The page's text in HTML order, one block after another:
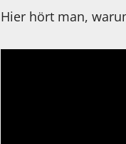
Hier hört man,